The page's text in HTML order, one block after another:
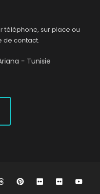
téléphone, sur place ou
de contact.
- Tunisie
T
h
P
i
F
l
F
l
Y
o